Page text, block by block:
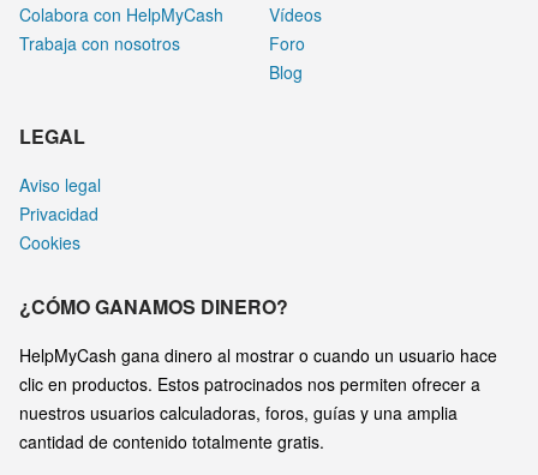
Colabora con HelpMyCash
Trabaja con nosotros
Vídeos
Foro
Blog
LEGAL
Aviso legal
Privacidad
Cookies
¿CÓMO GANAMOS DINERO?
HelpMyCash gana dinero al mostrar o cuando un usuario hace
clic en productos. Estos patrocinados nos permiten ofrecer a
nuestros usuarios calculadoras, foros, guías y una amplia
cantidad de contenido totalmente gratis.